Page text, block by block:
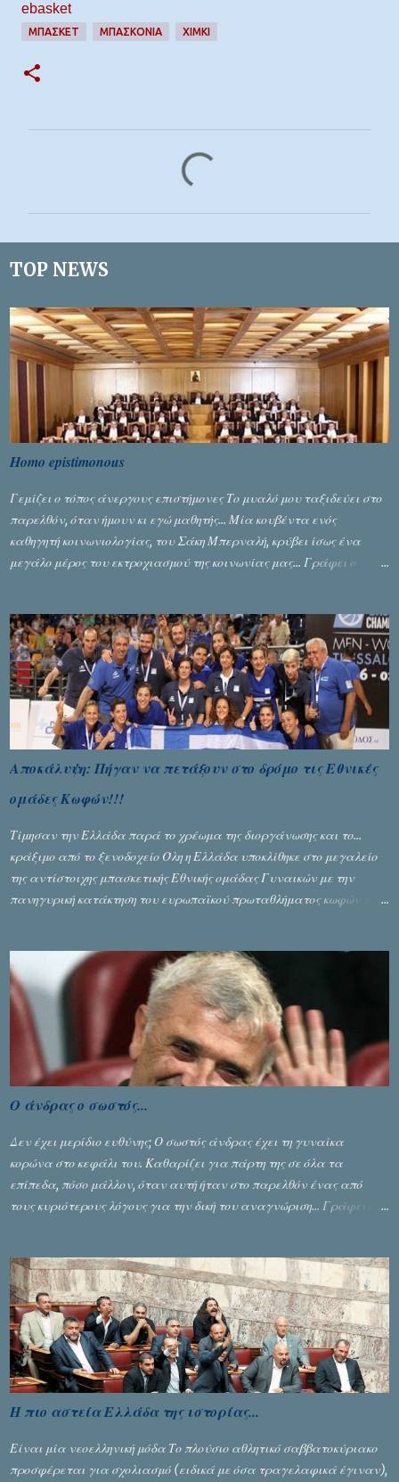
ebasket
ΜΠΆΣΚΕΤ ΜΠΑΣΚΟΝΙΑ ΧΙΜΚΙ
ι
TOP NEWS
Homo epistimonous
Γεμίζει ο τόπος άνεργους επιστήμονες Το μυαλό μου ταξιδεύει στο
παρελθόν, όταν ήμουν κι εγώ μαθητής... Μία κουβέντα ενός
καθηγητή κοινωνιολογίας, του Σάκη Μπερναλή, κρύβει ίσως ένα
μεγάλο μέρος του εκτροχιασμού της κοινωνίας μας... Γράφει ο
Αποκάλυψη: Πήγαν να πετάξουν στο δρόμο τις Εθνικές
ομάδες Κωφών!!!
Τίμησαν την Ελλάδα παρά το χρέωμα της διοργάνωσης και το...
κράξιμο από το ξενοδοχείο Όλη η Ελλάδα υποκλίθηκε στο μεγαλείο
της αντίστοιχης μπασκετικής Εθνικής ομάδας Γυναικών με την
πανηγυρική κατάκτηση του ευρωπαϊκού πρωταθλήματος κωφών που
Ζέρβα με την πορεία τους που ολοκληρώθηκε με τη νίκη τους στον
τελικό επί της Λιθουανίας, υπάρχουν και τα δυσάρεστα. Τα πολύ
δυσάρεστα...
Ο άνδρας ο σωστός...
Δεν έχει μερίδιο ευθύνης; Ο σωστός άνδρας έχει τη γυναίκα
κορώνα στο κεφάλι του. Καθαρίζει για πάρτη της σε όλα τα
επίπεδα, πόσο μάλλον, όταν αυτή ήταν στο παρελθόν ένας από
τους κυριότερους λόγους για την δική του αναγνώριση... Γράφει ο
Η πιο αστεία Ελλάδα της ιστορίας...
Είναι μία νεοελληνική μόδα Το πλούσιο αθλητικό σαββατοκύριακο
προσφέρεται για σχολιασμό (ειδικά με όσα τραγελαφικά έγιναν),